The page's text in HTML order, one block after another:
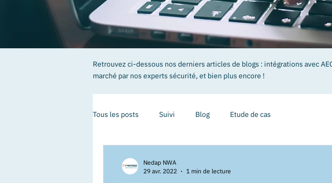
Retrouvez ci-dessous nos derniers articles de blogs : intégrations avec
marché par nos experts sécurité, et bien plus encore !
Tous les posts Suivi Blog Etude de cas
Nedap NWA
29 avr. 2022
1 min de lecture